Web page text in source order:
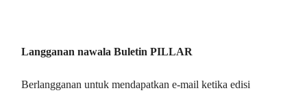
Langganan nawala Buletin PILLAR
Berlangganan untuk mendapatkan e-mail ketika edisi